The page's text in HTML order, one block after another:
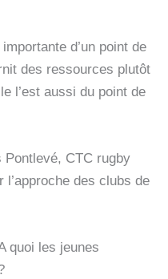
d’un point de
des ressources plutôt
l’est aussi du point de
Pontlevé, CTC rugby
des clubs de
quoi les jeunes